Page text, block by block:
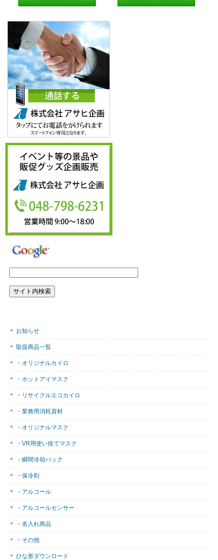
お知らせ
取扱商品一覧
・オリジナルカイロ
・ホットアイマスク
・リサイクルエコカイロ
・業務用消耗資材
・オリジナルマスク
・VR用使い捨てマスク
・瞬間冷却パック
・保冷剤
・アルコール
・アルコールセンサー
・名入れ商品
・その他
ひな形ダウンロード